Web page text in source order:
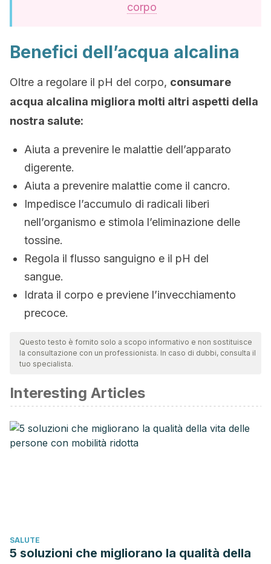
corpo
Benefici dell’acqua alcalina
Oltre a regolare il pH del corpo, consumare
acqua alcalina migliora molti altri aspetti della
nostra salute:
Aiuta a prevenire le malattie dell’apparato
digerente.
Aiuta a prevenire malattie come il cancro.
Impedisce l’accumulo di radicali liberi
nell’organismo e stimola l’eliminazione delle
tossine.
Regola il flusso sanguigno e il pH del
sangue.
Idrata il corpo e previene l’invecchiamento
precoce.
Questo testo è fornito solo a scopo informativo e non sostituisce
la consultazione con un professionista. In caso di dubbi, consulta il
tuo specialista.
Interesting Articles
SALUTE
5 soluzioni che migliorano la qualità della